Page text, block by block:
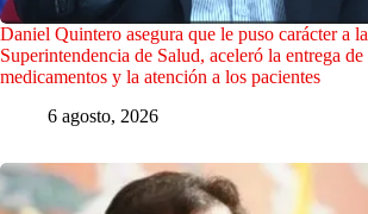
Daniel Quintero asegura que le puso carácter a la
Superintendencia de Salud, aceleró la entrega de
medicamentos y la atención a los pacientes
6 agosto, 2026